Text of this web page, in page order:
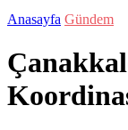
Anasayfa Gündem